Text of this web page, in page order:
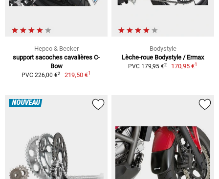
Hepco & Becker
support sacoches cavalières C-
Bow
PVC 226,00 €2 219,50 €1
Bodystyle
Lèche-roue Bodystyle / Ermax
PVC 179,95 €2 170,95 €1
NOUVEAU